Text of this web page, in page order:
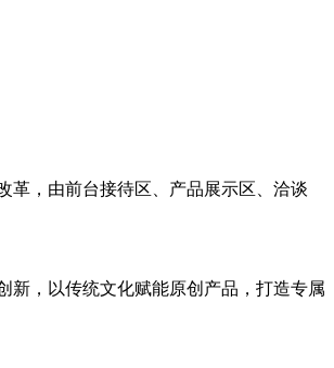
革，由前台接待区、产品展示区、洽谈
新，以传统文化赋能原创产品，打造专属